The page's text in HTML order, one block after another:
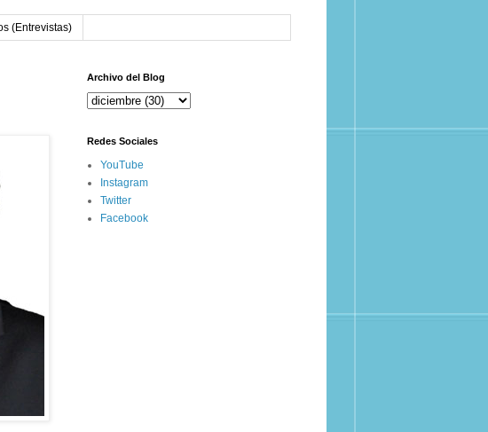
(Entrevistas)
Archivo del Blog
Redes Sociales
YouTube
Instagram
Twitter
Facebook